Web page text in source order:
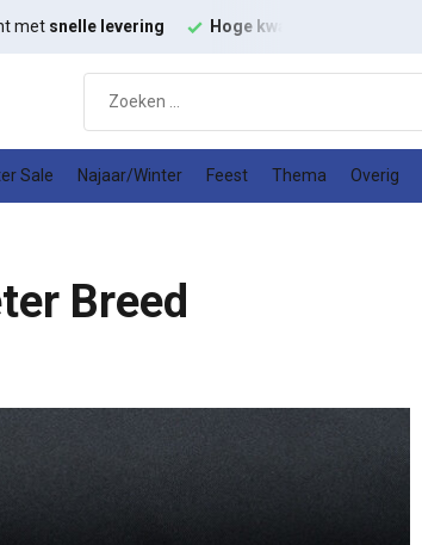
met snelle levering Hoge kwaliteit
Sale Najaar/Winter Feest Thema Overig
Breed